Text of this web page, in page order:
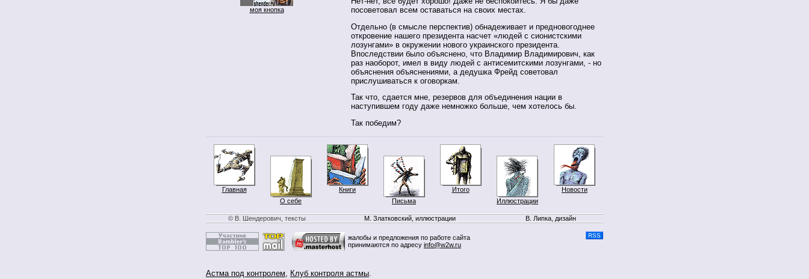
моя кнопка
посоветовал всем оставаться на своих местах.
Отдельно (в смысле перспектив) обнадеживает и предновогоднее
откровение нашего президента насчет «людей с сионистскими
лозунгами» в окружении нового украинского президента.
Впоследствии было объяснено, что Владимир Владимирович, как
раз наоборот, имел в виду людей с антисемитскими лозунгами, - но
объяснения объяснениями, а дедушка Фрейд советовал
прислушиваться к оговоркам.
Так что, сдается мне, резервов для объединения нации в
наступившем году даже немножко больше, чем хотелось бы.
Так победим?
Главная
О себе
Книги
Письма
Итого
Иллюстрации
Новости
© В. Шендерович, тексты М. Златковский, иллюстрации В. Липка, дизайн
жалобы и предложения по работе сайта
принимаются по адресу info@w2w.ru
RSS
Астма под контролем, Клуб контроля астмы.